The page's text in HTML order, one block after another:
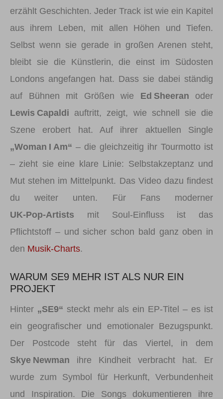
erzählt Geschichten. Jeder Track ist wie ein Kapitel
aus ihrem Leben, mit allen Höhen und Tiefen.
Selbst wenn sie gerade in großen Arenen steht,
bleibt sie die Künstlerin, die einst im Südosten
Londons angefangen hat. Dass sie dabei ständig
auf Bühnen mit Größen wie Ed Sheeran oder
Lewis Capaldi auftritt, zeigt, wie schnell sie die
Szene erobert hat. Auf ihrer aktuellen Single
„Woman I Am“ – die gleichzeitig ihr Tourmotto ist
– zieht sie eine klare Linie: Selbstakzeptanz und
Mut stehen im Mittelpunkt. Das Video dazu findest
du weiter unten. Für Fans moderner
UK‑Pop‑Artists mit Soul‑Einfluss ist das
Pflichtstoff – und sicher schon bald ganz oben in
den Musik‑Charts.
WARUM SE9 MEHR IST ALS NUR EIN
PROJEKT
Hinter „SE9“ steckt mehr als ein EP‑Titel – es ist
ein geografischer und emotionaler Bezugspunkt.
Der Postcode steht für das Viertel, in dem
Skye Newman ihre Kindheit verbracht hat. Er
wurde zum Symbol für Herkunft, Verbundenheit
und Inspiration. Die Songs dokumentieren ihre